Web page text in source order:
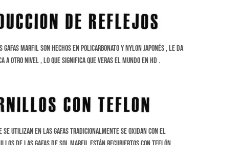
Marfil son hechos en Policarbonato y Nylon Japonés , le da
a otro nivel , lo que significa que veras el mundo en HD .
se utilizan en las gafas tradicionalmente se oxidan con el